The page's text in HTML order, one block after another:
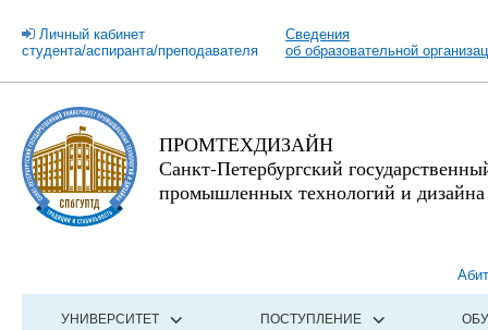
Личный кабинет
студента/аспиранта/преподавателя
Сведения
об образовательной
ПРОМТЕХДИЗАЙН
Санкт-Петербургский
промышленных технологий и дизайна
УНИВЕРСИТЕТ ПОСТУПЛЕНИЕ